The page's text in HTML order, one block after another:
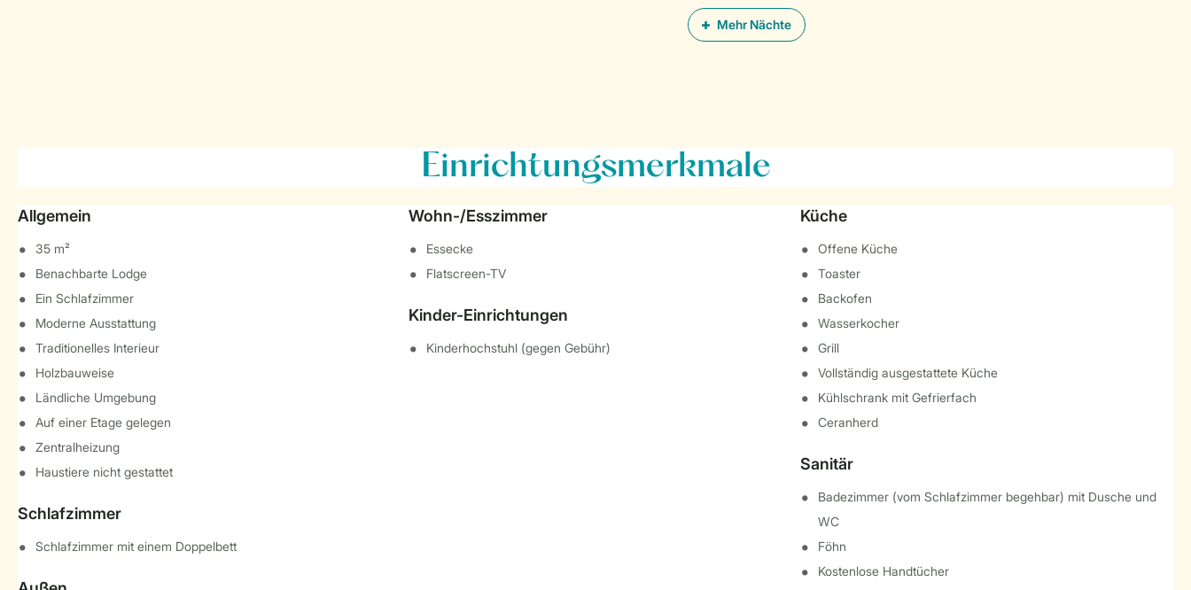
Mehr Nächte
Einrichtungsmerkmale
Allgemein
35 m²
Benachbarte Lodge
Ein Schlafzimmer
Moderne Ausstattung
Traditionelles Interieur
Holzbauweise
Ländliche Umgebung
Auf einer Etage gelegen
Zentralheizung
Haustiere nicht gestattet
Schlafzimmer
Schlafzimmer mit einem Doppelbett
Wohn-/Esszimmer
Essecke
Flatscreen-TV
Kinder-Einrichtungen
Kinderhochstuhl (gegen Gebühr)
Küche
Offene Küche
Toaster
Backofen
Wasserkocher
Grill
Vollständig ausgestattete Küche
Kühlschrank mit Gefrierfach
Ceranherd
Sanitär
Badezimmer (vom Schlafzimmer begehbar) mit Dusche und
WC
Föhn
Kostenlose Handtücher